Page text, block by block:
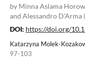
by Minna Aslama
and Alessandro D’Arma
DOI: https://doi.org/
Katarzyna Molek-
97-103